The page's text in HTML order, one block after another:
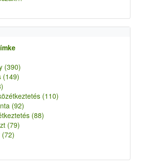
(390)
(149)
(110)
(92)
(88)
(79)
(72)